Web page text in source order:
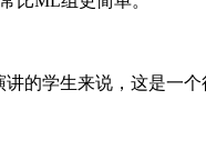
的学生来说，这是一个